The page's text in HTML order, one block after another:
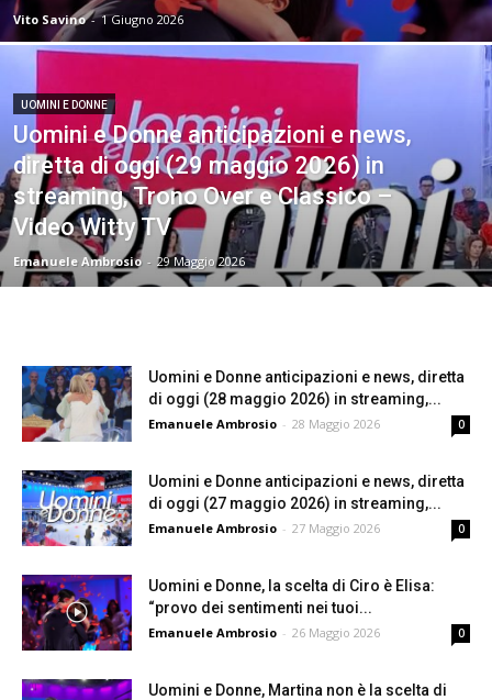
Vito Savino - 1 Giugno 2026
UOMINI E DONNE
Uomini e Donne anticipazioni e news,
diretta di oggi (29 maggio 2026) in
streaming, Trono Over e Classico –
Video Witty TV
Emanuele Ambrosio - 29 Maggio 2026
Uomini e Donne anticipazioni e news, diretta
di oggi (28 maggio 2026) in streaming,...
Emanuele Ambrosio - 28 Maggio 2026 0
Uomini e Donne anticipazioni e news, diretta
di oggi (27 maggio 2026) in streaming,...
Emanuele Ambrosio - 27 Maggio 2026 0
Uomini e Donne, la scelta di Ciro è Elisa:
“provo dei sentimenti nei tuoi...
Emanuele Ambrosio - 26 Maggio 2026 0
Uomini e Donne, Martina non è la scelta di